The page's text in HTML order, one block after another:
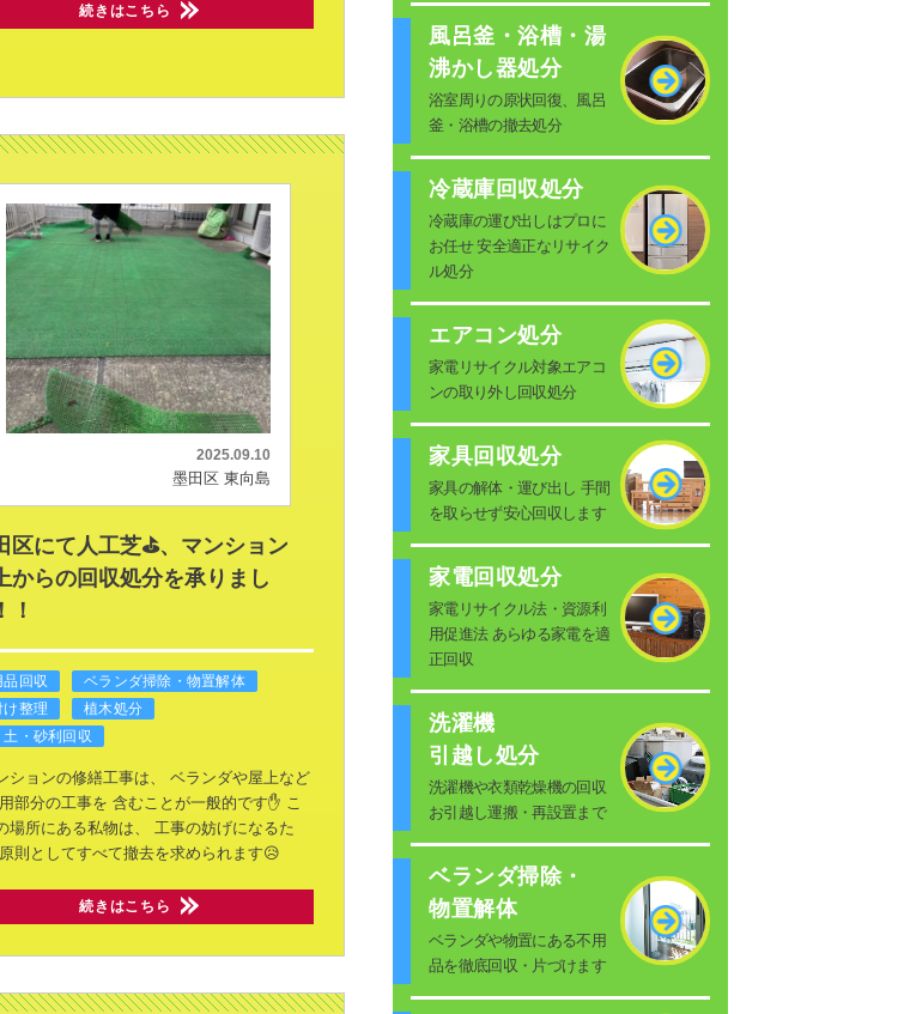
続きはこちら
2025.09.10
墨田区 東向島
区にて人工芝⛳、マンション
からの回収処分を承りまし
！
品回収
ベランダ掃除・物置解体
け整理
植木処分
土・砂利回収
ションの修繕工事は、
ベランダや屋上など
部分の工事を 含むことが一般的です✋ こ
場所にある私物は、
工事の妨げになるた
原則としてすべて撤去を求められます😥
続きはこちら
風呂釜・浴槽・湯
沸かし器処分
浴室周りの原状回復、風呂
釜・浴槽の撤去処分
冷蔵庫回収処分
冷蔵庫の運び出しはプロに
お任せ 安全適正なリサイク
ル処分
エアコン処分
家電リサイクル対象エアコ
ンの取り外し回収処分
家具回収処分
家具の解体・運び出し 手間
を取らせず安心回収します
家電回収処分
家電リサイクル法・資源利
用促進法 あらゆる家電を適
正回収
洗濯機
引越し処分
洗濯機や衣類乾燥機の回収
お引越し運搬・再設置まで
ベランダ掃除・
物置解体
ベランダや物置にある不用
品を徹底回収・片づけます